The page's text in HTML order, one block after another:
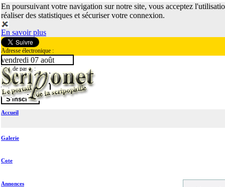
En poursuivant votre navigation sur notre site, vous acceptez
réaliser des statistiques et sécuriser votre connexion.
En savoir plus
Adresse électronique :
Mot de passe :
vendredi 07 août
Accueil
Galerie
Cote
Annonces